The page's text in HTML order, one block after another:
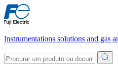
Instrumentations solutions and gas